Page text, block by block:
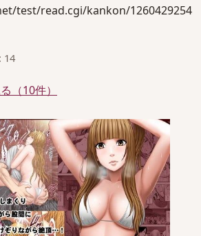
test/read.cgi/kankon/1260429254
14
（10件）